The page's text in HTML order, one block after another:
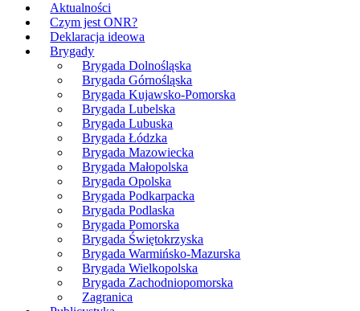
Aktualności
Czym jest ONR?
Deklaracja ideowa
Brygady
Brygada Dolnośląska
Brygada Górnośląska
Brygada Kujawsko-Pomorska
Brygada Lubelska
Brygada Lubuska
Brygada Łódzka
Brygada Mazowiecka
Brygada Małopolska
Brygada Opolska
Brygada Podkarpacka
Brygada Podlaska
Brygada Pomorska
Brygada Świętokrzyska
Brygada Warmińsko-Mazurska
Brygada Wielkopolska
Brygada Zachodniopomorska
Zagranica